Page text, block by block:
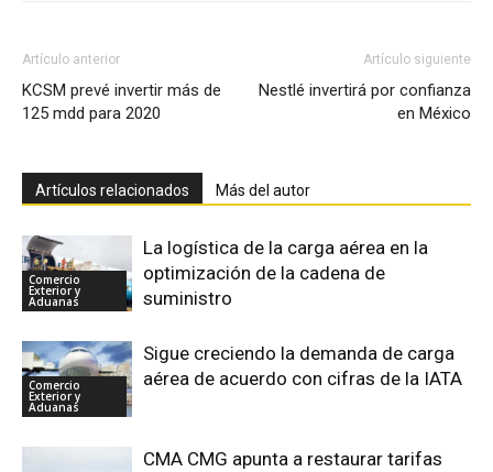
Artículo anterior
KCSM prevé invertir más de
125 mdd para 2020
Artículo siguiente
Nestlé invertirá por confianza
en México
Artículos relacionados Más del autor
Comercio
Exterior y
Aduanas
La logística de la carga aérea en la
optimización de la cadena de
suministro
Comercio
Exterior y
Aduanas
Sigue creciendo la demanda de carga
aérea de acuerdo con cifras de la IATA
CMA CMG apunta a restaurar tarifas